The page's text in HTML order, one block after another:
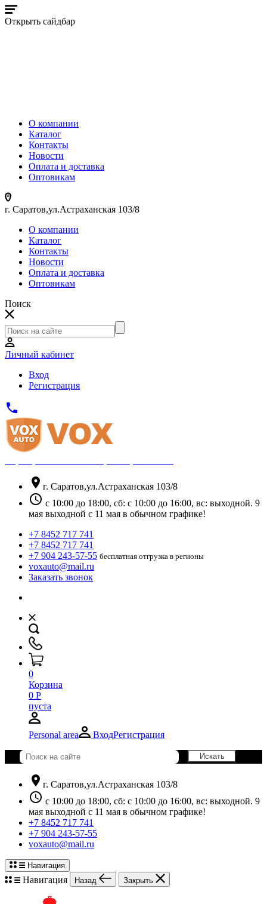
Открыть сайдбар
О компании
Каталог
Контакты
Новости
Оплата и доставка
Оптовикам
г. Саратов,ул.Астраханская 103/8
О компании
Каталог
Контакты
Новости
Оплата и доставка
Оптовикам
Поиск
Личный кабинет
Вход
Регистрация
phone
location_on г. Саратов,ул.Астраханская 103/8
schedule с 10:00 до 18:00, сб: с 10:00 до 16:00, вс: выходной. 9
мая выходной с 11 мая в обычном графике!
+7 8452 717 741
+7 8452 717 741
+7 904 243-57-55 бесплатная отгрузка в регионы
voxauto@mail.ru
Заказать звонок
0
Корзина
0 Р
пуста
Personal area ВходРегистрация
location_on г. Саратов,ул.Астраханская 103/8
schedule с 10:00 до 18:00, сб: с 10:00 до 16:00, вс: выходной. 9
мая выходной с 11 мая в обычном графике!
+7 8452 717 741
+7 904 243-57-55
voxauto@mail.ru
Навигация
Навигация Назад Закрыть